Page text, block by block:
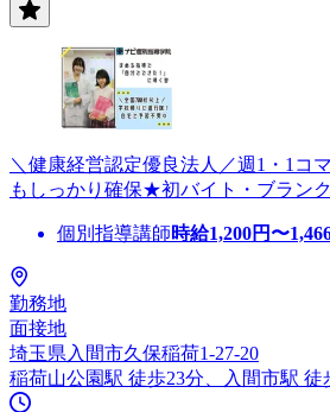
＼健康経営認定優良法人／週1・1コ
もしっかり確保★初バイト・ブラン
個別指導講師時給1,200円〜
勤務地
面接地
埼玉県入間市久保稲荷1-27-20
稲荷山公園駅 徒歩23分、入間市駅 徒